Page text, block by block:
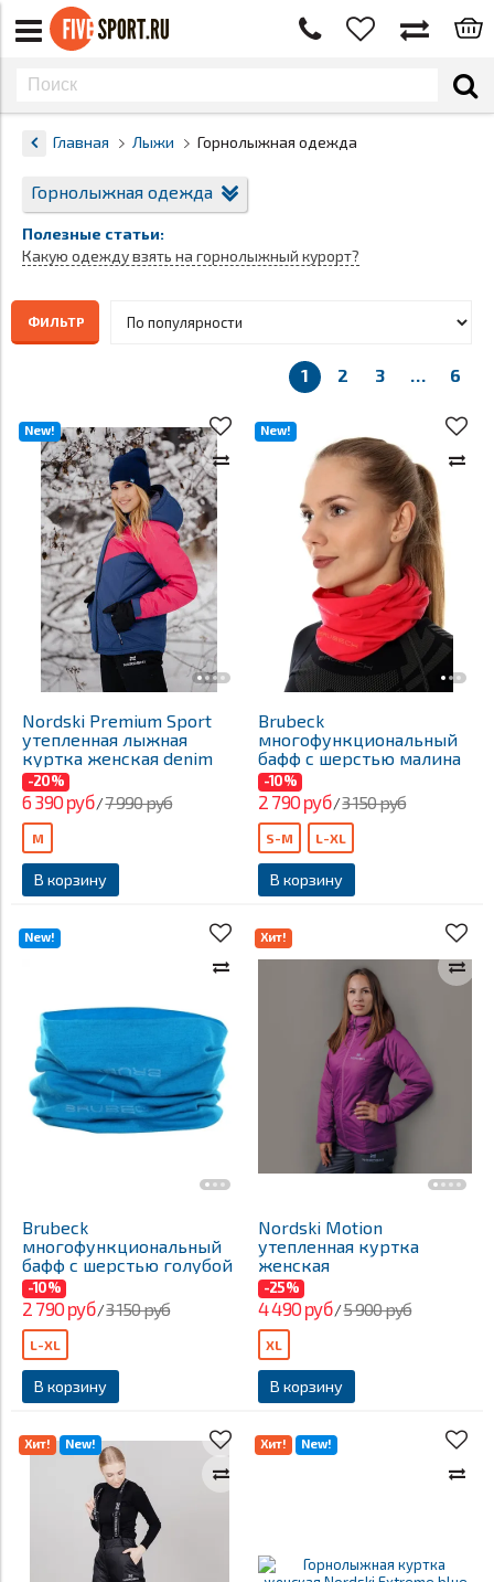
Главная Лыжи Горнолыжная одежда
Горнолыжная одежда
Полезные статьи:
Какую одежду взять на горнолыжный курорт?
ФИЛЬТР
1 2 3 … 6
New!
Nordski Premium Sport
утепленная лыжная
куртка женская denim
-20%
6 390 руб/7 990 руб
В корзину
M
New!
Brubeck
многофункциональный
бафф с шерстью малина
-10%
2 790 руб/3 150 руб
В корзину
S-M L-XL
New!
Brubeck
многофункциональный
бафф с шерстью голубой
-10%
2 790 руб/3 150 руб
В корзину
L-XL
Хит!
Nordski Motion
утепленная куртка
женская
-25%
4 490 руб/5 900 руб
В корзину
XL
Хит! New! Хит! New!